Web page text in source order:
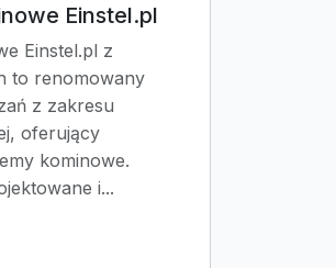
Einstel.pl
Einstel.pl z
to renomowany
z zakresu
oferujący
kominowe.
i...